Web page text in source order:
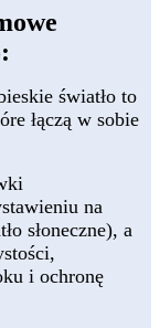
światło to
łączą w sobie
na
słoneczne), a
i ochronę